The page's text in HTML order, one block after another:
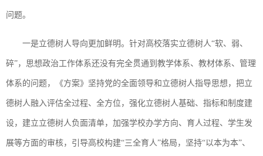
问题。
一是立德树人导向更加鲜明。针对高校落实立德树人“软、弱、
碎”，思想政治工作体系还没有完全贯通到教学体系、教材体系、管理
体系的问题，《方案》坚持党的全面领导和立德树人指导思想，把立
德树人融入评估全过程、全方位，强化立德树人基础、指标和制度建
设，建立立德树人负面清单，加强学校办学方向、育人过程、学生发
展等方面的审核，引导高校构建“三全育人”格局，坚持“以本为本”、